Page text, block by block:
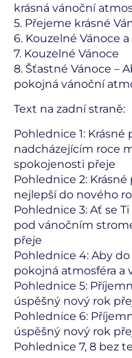
krásná vánoční
5. Přejeme krásné
6. Kouzelné Vánoce
7. Kouzelné Vánoce
8. Šťastné Vánoce –
pokojná vánoční
Text na zadní straně:
Pohlednice 1:
nadcházejícím roce
spokojenosti přeje
Pohlednice 2:
nejlepší do nového
Pohlednice 3: Ať se
pod vánočním
přeje
Pohlednice 4: Aby
pokojná atmosféra a
Pohlednice 5:
úspěšný nový rok
Pohlednice 6:
úspěšný nový rok
Pohlednice 7, 8 bez